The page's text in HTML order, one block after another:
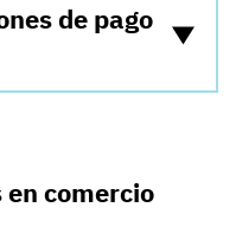
de pago
comercio